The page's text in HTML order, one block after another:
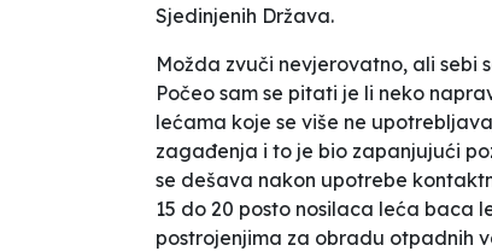
Sjedinjenih Država.
Možda zvuči nevjerovatno, ali sebi
Počeo sam se pitati je li neko
lećama koje se više ne
zagađenja i to je bio zapanjujući
se dešava nakon upotrebe
15 do 20 posto nosilaca leća baca
postrojenjima za obradu otpadnih